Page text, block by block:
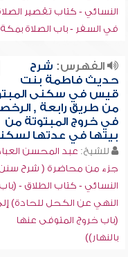
النسائي - كتاب تقصير
في السفر - باب الصلاة
الفهرس: شرح
حديث فاطمة بنت
قيس في سكنى
من طريق رابعة ,
في خروج المبتوتة من
بيتها في عدتها
للشيخ: عبد المحسن
جزء من محاضرة ( شرح
النسائي - كتاب الطلاق - (باب
النهي عن الكحل للحادة)
(باب خروج المتوفى عنها
بالنهار))